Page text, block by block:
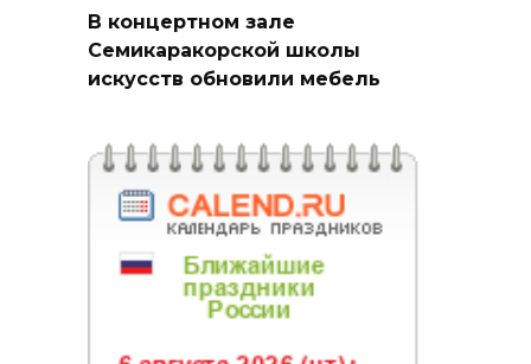
В концертном зале
Семикаракорской школы
искусств обновили мебель